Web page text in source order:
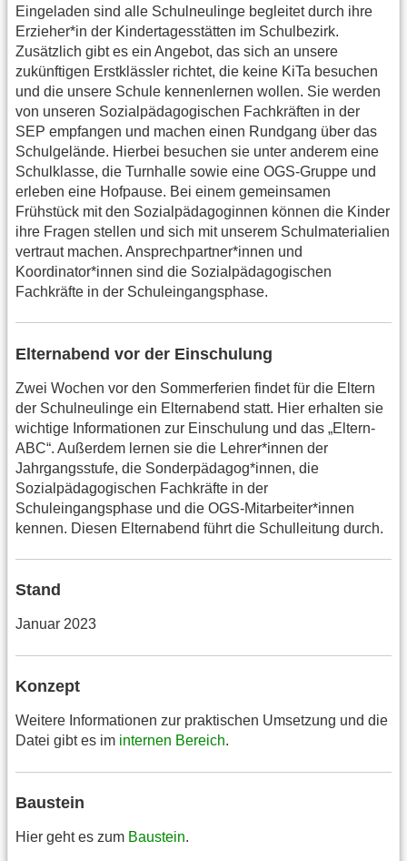
Eingeladen sind alle Schulneulinge begleitet durch ihre
Erzieher*in der Kindertagesstätten im Schulbezirk.
Zusätzlich gibt es ein Angebot, das sich an unsere
zukünftigen Erstklässler richtet, die keine KiTa besuchen
und die unsere Schule kennenlernen wollen. Sie werden
von unseren Sozialpädagogischen Fachkräften in der
SEP empfangen und machen einen Rundgang über das
Schulgelände. Hierbei besuchen sie unter anderem eine
Schulklasse, die Turnhalle sowie eine OGS-Gruppe und
erleben eine Hofpause. Bei einem gemeinsamen
Frühstück mit den Sozialpädagoginnen können die Kinder
ihre Fragen stellen und sich mit unserem Schulmaterialien
vertraut machen. Ansprechpartner*innen und
Koordinator*innen sind die Sozialpädagogischen
Fachkräfte in der Schuleingangsphase.
Elternabend vor der Einschulung
Zwei Wochen vor den Sommerferien findet für die Eltern
der Schulneulinge ein Elternabend statt. Hier erhalten sie
wichtige Informationen zur Einschulung und das „Eltern-
ABC“. Außerdem lernen sie die Lehrer*innen der
Jahrgangsstufe, die Sonderpädagog*innen, die
Sozialpädagogischen Fachkräfte in der
Schuleingangsphase und die OGS-Mitarbeiter*innen
kennen. Diesen Elternabend führt die Schulleitung durch.
Stand
Januar 2023
Konzept
Weitere Informationen zur praktischen Umsetzung und die
Datei gibt es im internen Bereich.
Baustein
Hier geht es zum Baustein.